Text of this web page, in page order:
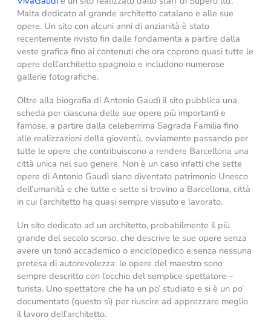
Malta dedicato al grande architetto catalano e alle sue
opere. Un sito con alcuni anni di anzianità è stato
recentemente rivisto fin dalle fondamenta a partire dalla
veste grafica fino ai contenuti che ora coprono quasi tutte le
opere dell’architetto spagnolo e includono numerose
gallerie fotografiche.
Oltre alla biografia di Antonio Gaudì il sito pubblica una
scheda per ciascuna delle sue opere più importanti e
famose, a partire dalla celeberrima Sagrada Familia fino
alle realizzazioni della gioventù, ovviamente passando per
tutte le opere che contribuiscono a rendere Barcellona una
città unica nel suo genere. Non è un caso infatti che sette
opere di Antonio Gaudì siano diventato patrimonio Unesco
dell’umanità e che tutte e sette si trovino a Barcellona, città
in cui l’architetto ha quasi sempre vissuto e lavorato.
Un sito dedicato ad un architetto, probabilmente il più
grande del secolo scorso, che descrive le sue opere senza
avere un tono accademico o enciclopedico e senza nessuna
pretesa di autorevolezza: le opere del maestro sono
sempre descritto con l’occhio del semplice spettatore –
turista. Uno spettatore che ha un po’ studiato e si è un po’
documentato (questo sì) per riuscire ad apprezzare meglio
il lavoro dell’architetto.